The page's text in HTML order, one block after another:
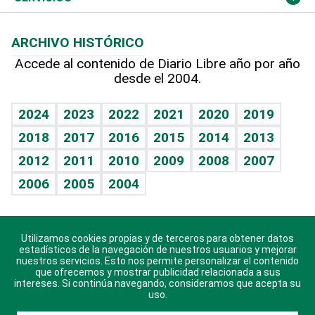
Hablando con el pediatra
Vida y familia
Eñe
Celebrando la vida
Sin complejos
En pocas palabras
Escuchando al corazón
Economía Personal
Línea de hit
BRV
TBT Deportivo
Columnistas
Más firmas
Hecho en casa
Guía del dinero
Cumpleaños
Horóscopos
Juegos
ARCHIVO HISTÓRICO
Accede al contenido de Diario Libre año por año
desde el 2004.
2024 2023 2022 2021 2020
2019
2018
2017 2016 2015 2014
2013
2012
2011 2010 2009 2008
2007
2006
2005 2004
Descarga nuestras aplicaciones para Android, iOS y
sistema Huawei.
Utilizamos cookies propias y de terceros para obtener datos
estadísticos de la navegación de nuestros usuarios y mejorar
nuestros servicios. Esto nos permite personalizar el contenido
que ofrecemos y mostrar publicidad relacionada a sus
intereses. Si continúa navegando, consideramos que acepta su
uso.